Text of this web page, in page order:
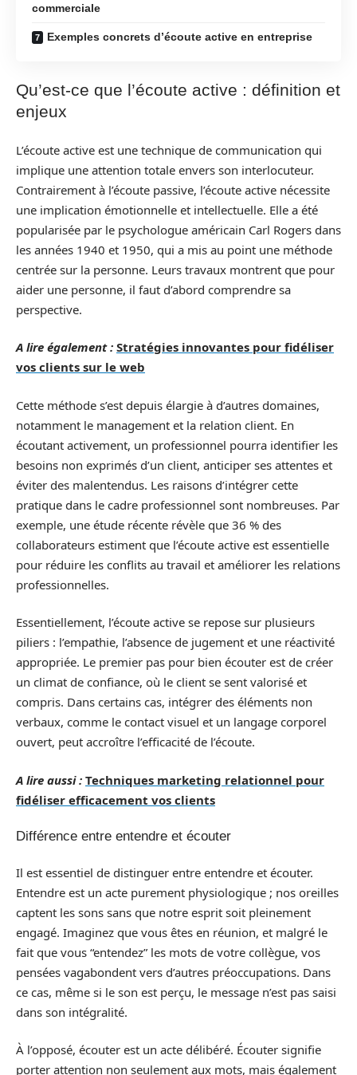
commerciale
Exemples concrets d’écoute active en entreprise
Qu’est-ce que l’écoute active : définition et
enjeux
L’écoute active est une technique de communication qui
implique une attention totale envers son interlocuteur.
Contrairement à l’écoute passive, l’écoute active nécessite
une implication émotionnelle et intellectuelle. Elle a été
popularisée par le psychologue américain Carl Rogers dans
les années 1940 et 1950, qui a mis au point une méthode
centrée sur la personne. Leurs travaux montrent que pour
aider une personne, il faut d’abord comprendre sa
perspective.
A lire également : Stratégies innovantes pour fidéliser
vos clients sur le web
Cette méthode s’est depuis élargie à d’autres domaines,
notamment le management et la relation client. En
écoutant activement, un professionnel pourra identifier les
besoins non exprimés d’un client, anticiper ses attentes et
éviter des malentendus. Les raisons d’intégrer cette
pratique dans le cadre professionnel sont nombreuses. Par
exemple, une étude récente révèle que 36 % des
collaborateurs estiment que l’écoute active est essentielle
pour réduire les conflits au travail et améliorer les relations
professionnelles.
Essentiellement, l’écoute active se repose sur plusieurs
piliers : l’empathie, l’absence de jugement et une réactivité
appropriée. Le premier pas pour bien écouter est de créer
un climat de confiance, où le client se sent valorisé et
compris. Dans certains cas, intégrer des éléments non
verbaux, comme le contact visuel et un langage corporel
ouvert, peut accroître l’efficacité de l’écoute.
A lire aussi : Techniques marketing relationnel pour
fidéliser efficacement vos clients
Différence entre entendre et écouter
Il est essentiel de distinguer entre entendre et écouter.
Entendre est un acte purement physiologique ; nos oreilles
captent les sons sans que notre esprit soit pleinement
engagé. Imaginez que vous êtes en réunion, et malgré le
fait que vous “entendez” les mots de votre collègue, vos
pensées vagabondent vers d’autres préoccupations. Dans
ce cas, même si le son est perçu, le message n’est pas saisi
dans son intégralité.
À l’opposé, écouter est un acte délibéré. Écouter signifie
porter attention non seulement aux mots, mais également